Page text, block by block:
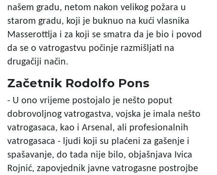
našem gradu, netom nakon velikog požara u
starom gradu, koji je buknuo na kući vlasnika
Masserottija i za koji se smatra da je bio i povod
da se o vatrogastvu počinje razmišljati na
drugačiji način.
Začetnik Rodolfo Pons
- U ono vrijeme postojalo je nešto poput
dobrovoljnog vatrogastva, vojska je imala nešto
vatrogasaca, kao i Arsenal, ali profesionalnih
vatrogasaca - ljudi koji su plaćeni za gašenje i
spašavanje, do tada nije bilo, objašnjava Ivica
Rojnić, zapovjednik javne vatrogasne postrojbe